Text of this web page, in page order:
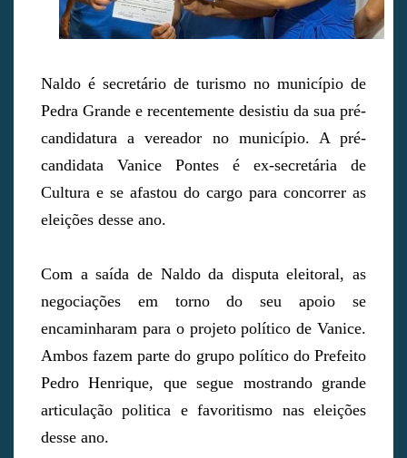
Naldo é secretário de turismo no município de
Pedra Grande e recentemente desistiu da sua pré-
candidatura a vereador no município. A pré-
candidata Vanice Pontes é ex-secretária de
Cultura e se afastou do cargo para concorrer as
eleições desse ano.
Com a saída de Naldo da disputa eleitoral, as
negociações em torno do seu apoio se
encaminharam para o projeto político de Vanice.
Ambos fazem parte do grupo político do Prefeito
Pedro Henrique, que segue mostrando grande
articulação politica e favoritismo nas eleições
desse ano.